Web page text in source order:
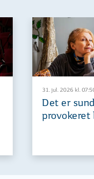
31. jul. 2026 kl.
Det er
provokeret